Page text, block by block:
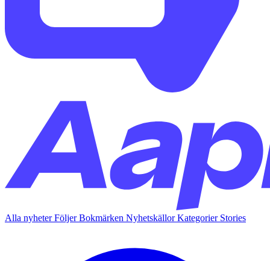
Alla nyheterFöljerBokmärken NyhetskällorKategorier Stories